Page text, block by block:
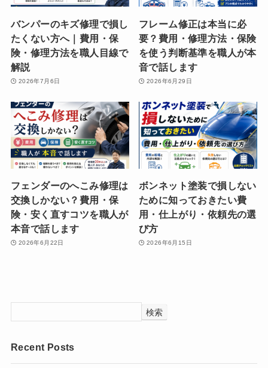
バンパーのキズ修理で損し
たくない方へ｜費用・保
険・修理方法を職人目線で
解説
2026年7月6日
フレーム修正は本当に必
要？費用・修理方法・保険
を使う判断基準を職人が本
音で話します
2026年6月29日
フェンダーのへこみ修理は
交換しかない？費用・保
険・安く直すコツを職人が
本音で話します
2026年6月22日
ボンネット塗装で損しない
ために知っておきたい費
用・仕上がり・依頼先の選
び方
2026年6月15日
検索
Recent Posts